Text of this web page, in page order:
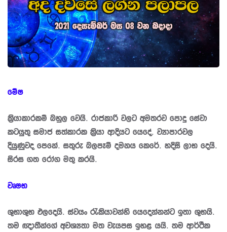
මේෂ
කි‍්‍රයාකාරකම් බහුල වෙයි. රාජකාරි වලට අමතරව පොදු සේවා
කටයුතු සමාජ සත්කාරක කි‍්‍රයා ආදියට යෙදේ. ව්‍යාපාරවල
දියුණුවද පෙනේ. සතුරු බලපෑම් දමනය කෙරේ. හදිසි ලාභ දෙයි.
සිරස ගත රෝග මතු කරයි.
වෘෂභ
ශුභාශුභ ඵලදෙයි. ස්වයං රැකියාවන්හි යෙදෙන්නන්ට ඉතා ශුභයි.
තම ඥාතීන්ගේ අවශ්‍යතා මත වැයපස ඉහළ යයි. තම ආර්ථික